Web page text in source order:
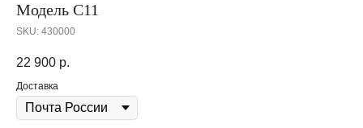
Модель С11
SKU: 430000
22 900 р.
Доставка